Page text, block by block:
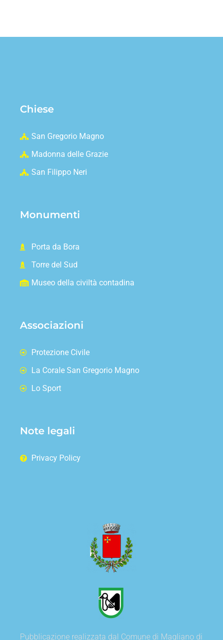
Chiese
San Gregorio Magno
Madonna delle Grazie
San Filippo Neri
Monumenti
Porta da Bora
Torre del Sud
Museo della civiltà contadina
Associazioni
Protezione Civile
La Corale San Gregorio Magno
Lo Sport
Note legali
Privacy Policy
Pubblicazione realizzata dal Comune di Magliano di